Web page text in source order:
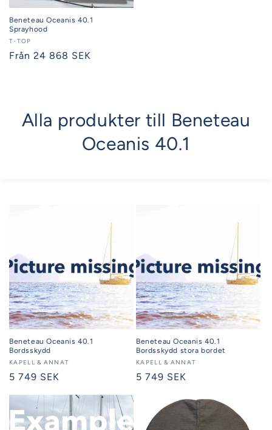
Beneteau Oceanis 40.1
Sprayhood
Säljare:
T-TOP
Ordinarie
Från 24 868 SEK
Alla produkter till Beneteau
Oceanis 40.1
Beneteau Oceanis 40.1
Bordsskydd
Säljare:
KAPELL & ANNAT
Ordinarie
5 749 SEK
Beneteau Oceanis 40.1
Bordsskydd stora bordet
Säljare:
KAPELL & ANNAT
Ordinarie
5 749 SEK